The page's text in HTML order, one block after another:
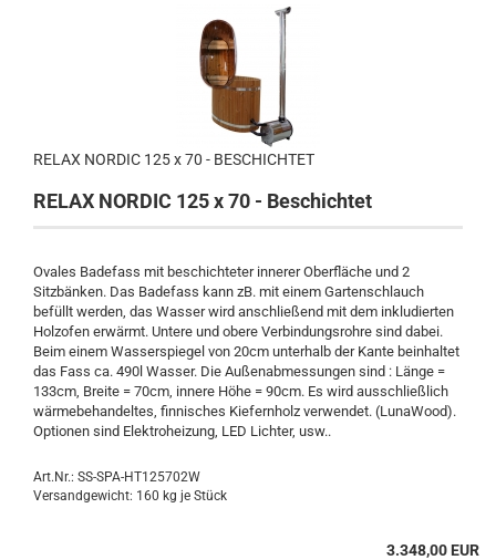
RELAX NORDIC 125 x 70 - BESCHICHTET
RELAX NORDIC 125 x 70 - Beschichtet
Ovales Badefass mit beschichteter innerer Oberfläche und 2
Sitzbänken. Das Badefass kann zB. mit einem Gartenschlauch
befüllt werden, das Wasser wird anschließend mit dem inkludierten
Holzofen erwärmt. Untere und obere Verbindungsrohre sind dabei.
Beim einem Wasserspiegel von 20cm unterhalb der Kante beinhaltet
das Fass ca. 490l Wasser. Die Außenabmessungen sind : Länge =
133cm, Breite = 70cm, innere Höhe = 90cm. Es wird ausschließlich
wärmebehandeltes, finnisches Kiefernholz verwendet. (LunaWood).
Optionen sind Elektroheizung, LED Lichter, usw..
Art.Nr.: SS-SPA-HT125702W
Versandgewicht: 160 kg je Stück
3.348,00 EUR